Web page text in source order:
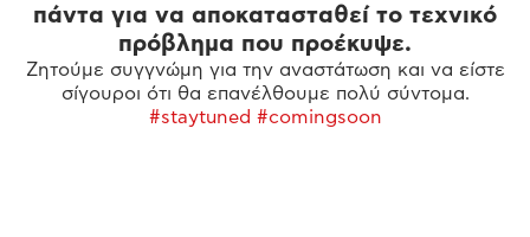
πάντα για να αποκατασταθεί το τεχνικό
πρόβλημα που προέκυψε.
Ζητούμε συγγνώμη για την αναστάτωση και να είστε
σίγουροι ότι θα επανέλθουμε πολύ σύντομα.
#staytuned #comingsoon